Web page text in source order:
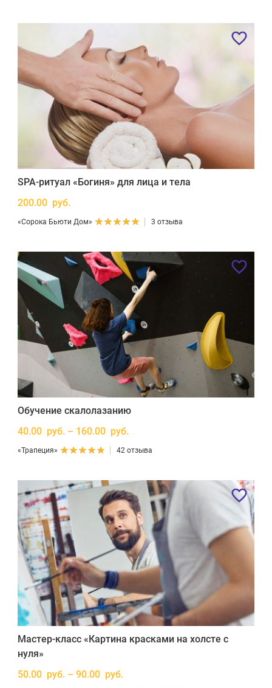
SPA-ритуал «Богиня» для лица и тела
200.00 руб.
«Сорока Бьюти Дом» 3 отзыва
Обучение скалолазанию
40.00 руб. – 160.00 руб.
«Трапеция» 42 отзыва
Мастер-класс «Картина красками на холсте с
нуля»
50.00 руб. – 90.00 руб.